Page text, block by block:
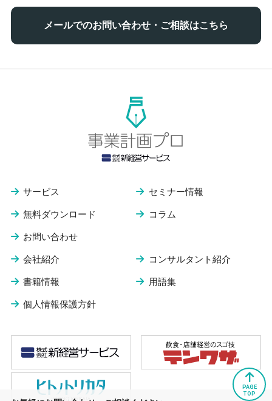
メールでのお問い合わせ・ご相談はこちら
サービス セミナー情報
無料ダウンロード コラム
お問い合わせ
会社紹介 コンサルタント紹介
書籍情報 用語集
個人情報保護方針
PAGE
TOP